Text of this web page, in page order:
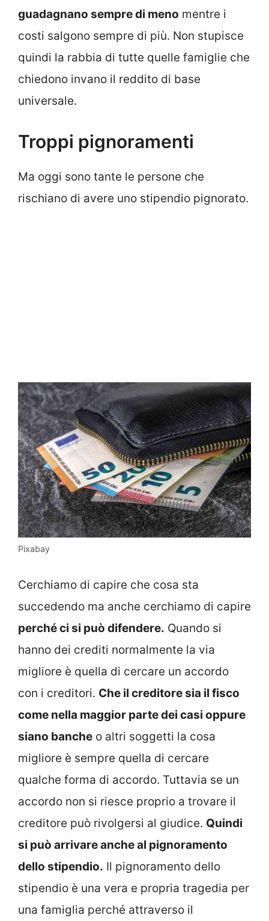
guadagnano sempre di meno mentre i
costi salgono sempre di più. Non stupisce
quindi la rabbia di tutte quelle famiglie che
chiedono invano il reddito di base
universale.
Troppi pignoramenti
Ma oggi sono tante le persone che
rischiano di avere uno stipendio pignorato.
Pixabay
Cerchiamo di capire che cosa sta
succedendo ma anche cerchiamo di capire
perché ci si può difendere. Quando si
hanno dei crediti normalmente la via
migliore è quella di cercare un accordo
con i creditori. Che il creditore sia il fisco
come nella maggior parte dei casi oppure
siano banche o altri soggetti la cosa
migliore è sempre quella di cercare
qualche forma di accordo. Tuttavia se un
accordo non si riesce proprio a trovare il
creditore può rivolgersi al giudice. Quindi
si può arrivare anche al pignoramento
dello stipendio. Il pignoramento dello
stipendio è una vera e propria tragedia per
una famiglia perché attraverso il